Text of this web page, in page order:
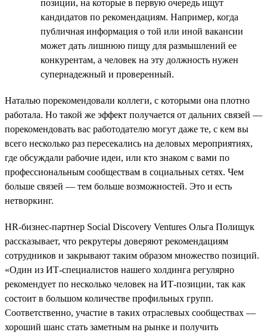
позиции, на которые в первую очередь ищут
кандидатов по рекомендациям. Например, когда
публичная информация о той или иной вакансии
может дать лишнюю пищу для размышлений ее
конкурентам, а человек на эту должность нужен
супернадежный и проверенный.
Наталью порекомендовали коллеги, с которыми она плотно
работала. Но такой же эффект получается от дальних связей —
порекомендовать вас работодателю могут даже те, с кем вы
всего несколько раз пересекались на деловых мероприятиях,
где обсуждали рабочие идеи, или кто знаком с вами по
профессиональным сообществам в социальных сетях. Чем
больше связей — тем больше возможностей. Это и есть
нетворкинг.
HR-бизнес-партнер Social Discovery Ventures Ольга Полищук
рассказывает, что рекрутеры доверяют рекомендациям
сотрудников и закрывают таким образом множество позиций.
«Один из ИТ-специалистов нашего холдинга регулярно
рекомендует по несколько человек на ИТ-позиции, так как
состоит в большом количестве профильных групп.
Соответственно, участие в таких отраслевых сообществах —
хороший шанс стать заметным на рынке и получить